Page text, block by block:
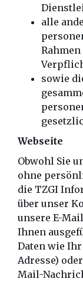
alle
sowie
Webseite
Obwohl Sie
ohne
die TZGI
über unser
unsere E-
Ihnen
Daten wie
Adresse)
Mail-